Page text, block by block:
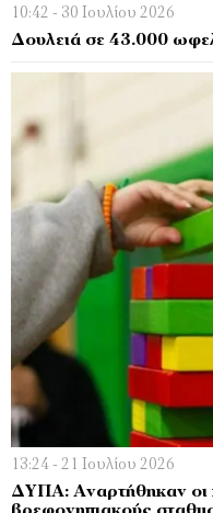
10:42 - 30 Ιουλίου 2026
Δουλειά σε 43.000
13:24 - 21 Ιουλίου 2026
ΔΥΠΑ: Αναρτήθηκαν οι